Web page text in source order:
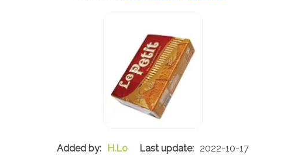
H.Lo 2022-10-17